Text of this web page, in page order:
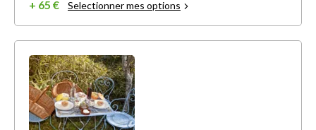
+ 65 €
Selectionner mes options